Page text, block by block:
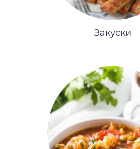
Закуски